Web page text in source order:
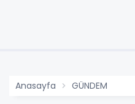
Anasayfa GÜNDEM